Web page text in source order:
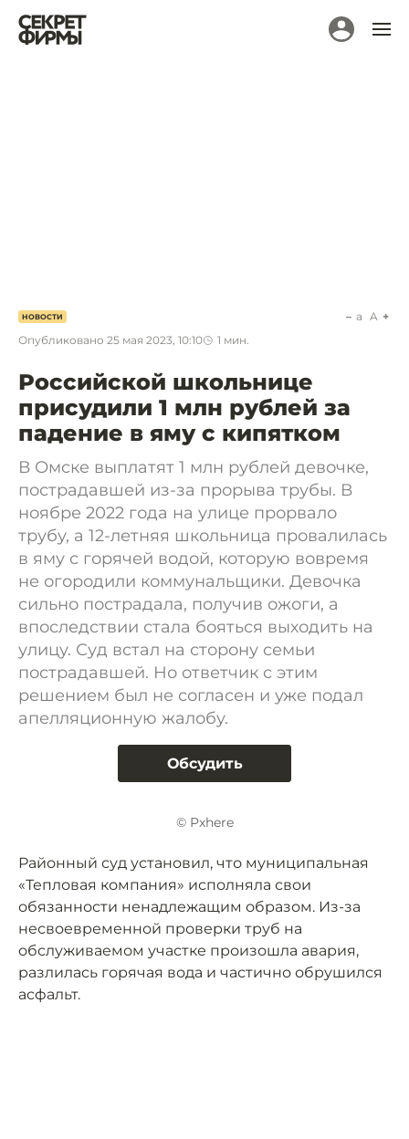
НОВОСТИ
Опубликовано 25 мая 2023, 10:10 1 мин.
a A
Российской школьнице
присудили 1 млн рублей за
падение в яму с кипятком
В Омске выплатят 1 млн рублей девочке,
пострадавшей из-за прорыва трубы. В
ноябре 2022 года на улице прорвало
трубу, а 12-летняя школьница провалилась
в яму с горячей водой, которую вовремя
не огородили коммунальщики. Девочка
сильно пострадала, получив ожоги, а
впоследствии стала бояться выходить на
улицу. Суд встал на сторону семьи
пострадавшей. Но ответчик с этим
решением был не согласен и уже подал
апелляционную жалобу.
Обсудить
© Pxhere
Районный суд установил, что муниципальная
«Тепловая компания» исполняла свои
обязанности ненадлежащим образом. Из-за
несвоевременной проверки труб на
обслуживаемом участке произошла авария,
разлилась горячая вода и частично обрушился
асфальт.